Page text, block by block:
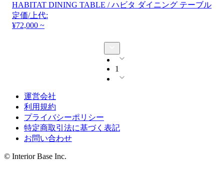
HABITAT DINING TABLE / ハビタ ダイニング テーブル
定価/上代:
¥72,000 ~
1
運営会社
利用規約
プライバシーポリシー
特定商取引法に基づく表記
お問い合わせ
© Interior Base Inc.